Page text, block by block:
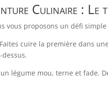
Culinaire :
vous proposons un défi
cuire la première dans
légume mou, terne et fade.